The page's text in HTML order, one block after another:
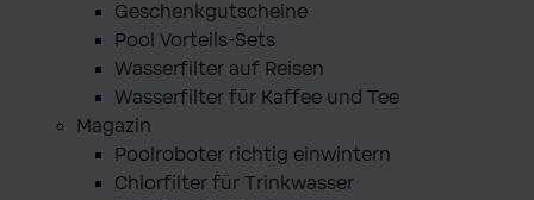
Geschenkgutscheine
Pool Vorteils-Sets
Wasserfilter auf Reisen
Wasserfilter für Kaffee und Tee
Magazin
Poolroboter richtig einwintern
Chlorfilter für Trinkwasser